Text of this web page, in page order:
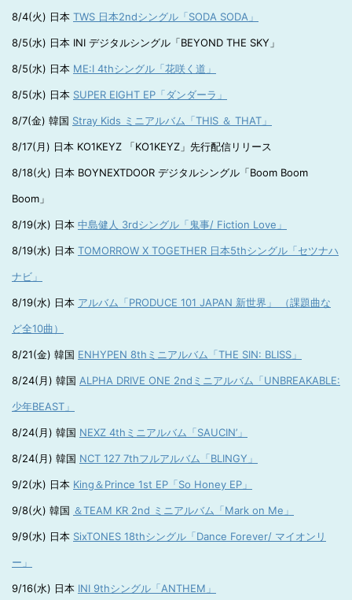
8/4(火) 日本 TWS 日本2ndシングル「SODA SODA」
8/5(水) 日本 INI デジタルシングル「BEYOND THE SKY」
8/5(水) 日本 ME:I 4thシングル「花咲く道」
8/5(水) 日本 SUPER EIGHT EP「ダンダーラ」
8/7(金) 韓国 Stray Kids ミニアルバム「THIS ＆ THAT」
8/17(月) 日本 KO1KEYZ 「KO1KEYZ」先行配信リリース
8/18(火) 日本 BOYNEXTDOOR デジタルシングル「Boom Boom
Boom」
8/19(水) 日本 中島健人 3rdシングル「鬼事/ Fiction Love」
8/19(水) 日本 TOMORROW X TOGETHER 日本5thシングル「セツナハ
ナビ」
8/19(水) 日本 アルバム「PRODUCE 101 JAPAN 新世界」 （課題曲な
ど全10曲）
8/21(金) 韓国 ENHYPEN 8thミニアルバム「THE SIN: BLISS」
8/24(月) 韓国 ALPHA DRIVE ONE 2ndミニアルバム「UNBREAKABLE:
少年BEAST」
8/24(月) 韓国 NEXZ 4thミニアルバム「SAUCIN’」
8/24(月) 韓国 NCT 127 7thフルアルバム「BLINGY」
9/2(水) 日本 King＆Prince 1st EP「So Honey EP」
9/8(火) 韓国 ＆TEAM KR 2nd ミニアルバム「Mark on Me」
9/9(水) 日本 SixTONES 18thシングル「Dance Forever/ マイオンリ
ー」
9/16(水) 日本 INI 9thシングル「ANTHEM」